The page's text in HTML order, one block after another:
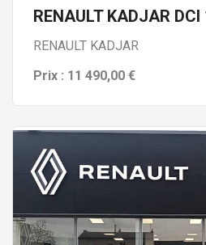
RENAULT KADJAR
RENAULT KADJAR
Prix : 11 490,00 €